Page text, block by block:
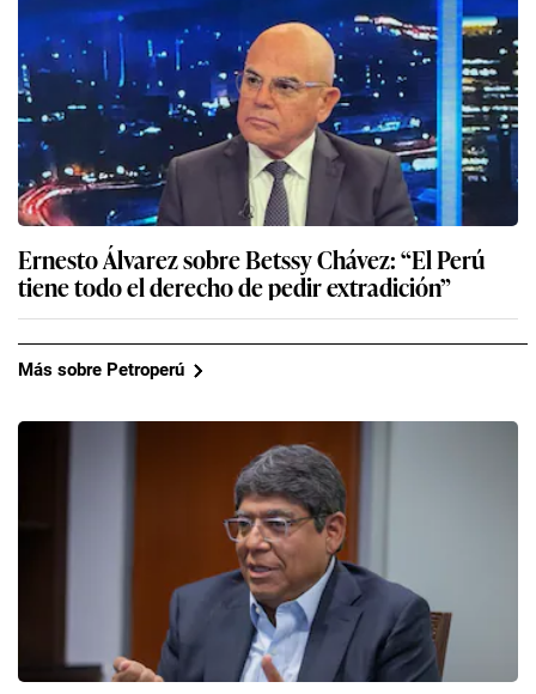
Ernesto Álvarez sobre Betssy Chávez: “El Perú
tiene todo el derecho de pedir extradición”
Más sobre Petroperú